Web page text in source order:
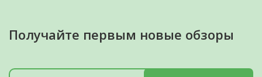
Получайте первым новые обзоры